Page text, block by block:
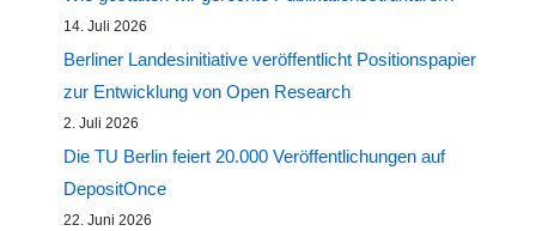
14. Juli 2026
Berliner Landesinitiative veröffentlicht Positionspapier
zur Entwicklung von Open Research
2. Juli 2026
Die TU Berlin feiert 20.000 Veröffentlichungen auf
DepositOnce
22. Juni 2026